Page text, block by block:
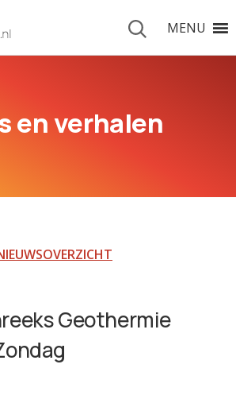
MENU
en verhalen
Geothermie